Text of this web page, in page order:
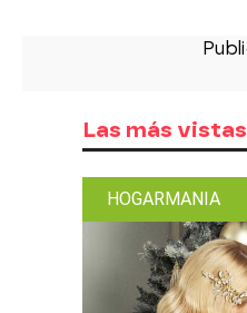
Las más vistas
HOGARMANIA